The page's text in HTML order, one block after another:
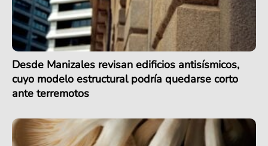
Desde Manizales revisan edificios antisísmicos,
cuyo modelo estructural podría quedarse corto
ante terremotos